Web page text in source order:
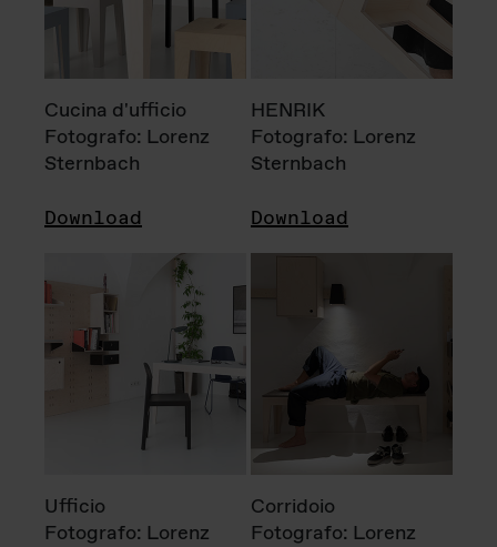
Cucina d'ufficio
Fotografo: Lorenz
Sternbach
Download
HENRIK
Fotografo: Lorenz
Sternbach
Download
Ufficio
Fotografo: Lorenz
Corridoio
Fotografo: Lorenz